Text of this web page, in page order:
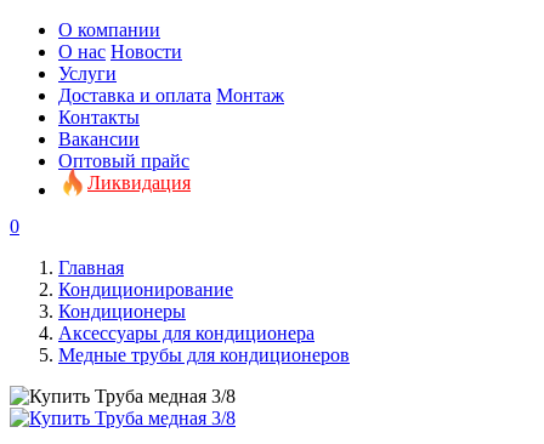
О компании
О нас Новости
Услуги
Доставка и оплата Монтаж
Контакты
Вакансии
Оптовый прайс
Ликвидация
0
Главная
Кондиционирование
Кондиционеры
Аксессуары для кондиционера
Медные трубы для кондиционеров